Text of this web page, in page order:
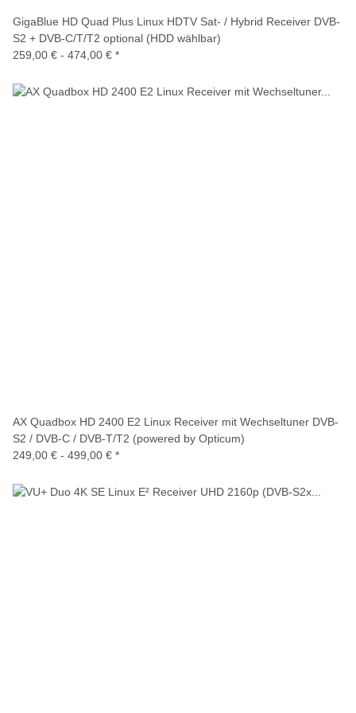
GigaBlue HD Quad Plus Linux HDTV Sat- / Hybrid Receiver DVB-
S2 + DVB-C/T/T2 optional (HDD wählbar)
259,00 € - 474,00 € *
AX Quadbox HD 2400 E2 Linux Receiver mit Wechseltuner DVB-
S2 / DVB-C / DVB-T/T2 (powered by Opticum)
249,00 € - 499,00 € *